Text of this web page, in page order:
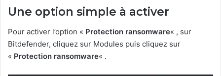
Une option simple à activer
Pour activer l’option « Protection ransomware« , sur
Bitdefender, cliquez sur Modules puis cliquez sur
« Protection ransomware« .